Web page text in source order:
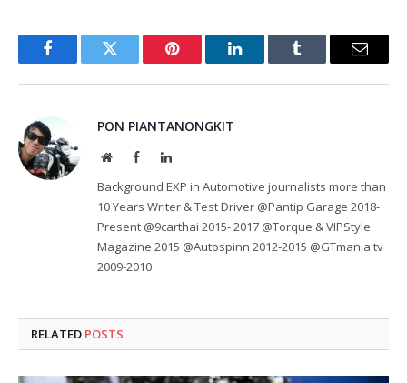
FacebookTwitter Pinterest LinkedInTumblr Email
PON PIANTANONGKIT
WebsiteFacebookLinkedIn
Background EXP in Automotive journalists more than
10 Years Writer & Test Driver @Pantip Garage 2018-
Present @9carthai 2015- 2017 @Torque & VIPStyle
Magazine 2015 @Autospinn 2012-2015 @GTmania.tv
2009-2010
RELATED POSTS